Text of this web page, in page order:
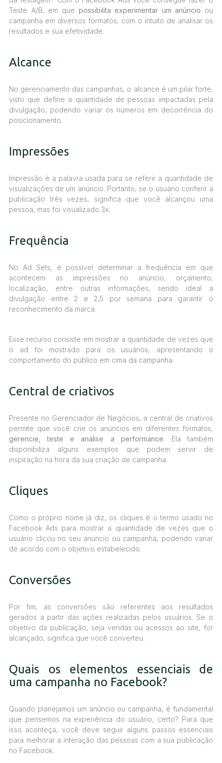
Teste A/B, em que possibilita experimentar um anúncio ou
campanha em diversos formatos, com o intuito de analisar os
resultados e sua efetividade.
Alcance
No gerenciamento das campanhas, o alcance é um pilar forte,
visto que define a quantidade de pessoas impactadas pela
divulgação, podendo variar os números em decorrência do
posicionamento.
Impressões
Impressão é a palavra usada para se referir a quantidade de
visualizações de um anúncio. Portanto, se o usuário conferir a
publicação três vezes, significa que você alcançou uma
pessoa, mas foi visualizado 3x.
Frequência
No Ad Sets, é possível determinar a frequência em que
acontecem as impressões no anúncio, orçamento,
localização, entre outras informações, sendo ideal a
divulgação entre 2 e 2,5 por semana para garantir o
reconhecimento da marca.
Esse recurso consiste em mostrar a quantidade de vezes que
o ad foi mostrado para os usuários, apresentando o
comportamento do público em cima da campanha.
Central de criativos
Presente no Gerenciador de Negócios, a central de criativos
permite que você crie os anúncios em diferentes formatos,
gerencie, teste e analise a performance. Ela também
disponibiliza alguns exemplos que podem servir de
inspiração na hora da sua criação de campanha.
Cliques
Como o próprio nome já diz, os cliques é o termo usado no
Facebook Ads para mostrar a quantidade de vezes que o
usuário clicou no seu anúncio ou campanha, podendo variar
de acordo com o objetivo estabelecido.
Conversões
Por fim, as conversões são referentes aos resultados
gerados a partir das ações realizadas pelos usuários. Se o
objetivo da publicação, seja vendas ou acessos ao site, for
alcançado, significa que você converteu.
Quais os elementos essenciais de
uma campanha no Facebook?
Quando planejamos um anúncio ou campanha, é fundamental
que pensemos na experiência do usuário, certo? Para que
isso aconteça, você deve seguir alguns passos essenciais
para melhorar a interação das pessoas com a sua publicação
no Facebook.